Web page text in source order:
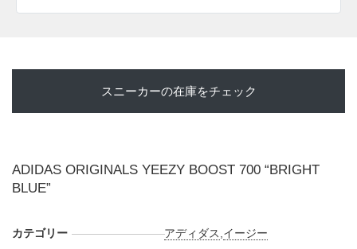
スニーカーの在庫をチェック
ADIDAS ORIGINALS YEEZY BOOST 700 “BRIGHT
BLUE”
カテゴリー アディダス イージー